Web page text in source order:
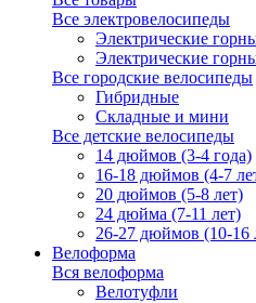
Все электровелосипеды
Электрические
Электрические
Все городские велосипеды
Гибридные
Складные и мини
Все детские велосипеды
14 дюймов (3-4 года)
16-18 дюймов (4-7
20 дюймов (5-8 лет)
24 дюйма (7-11 лет)
26-27 дюймов (10-16
Велоформа
Вся велоформа
Велотуфли